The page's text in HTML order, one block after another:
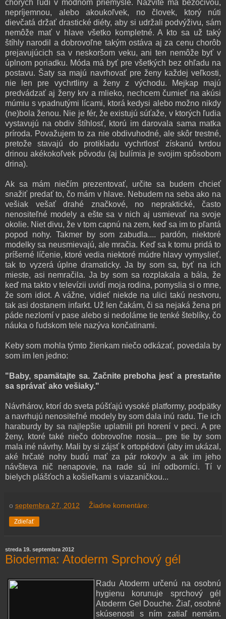
chorých ľudí v módnom priemysle. Nazvite ma bezočivou,
nepríjemnou, alebo akoukoľvek, no človek, ktorý núti
dievčatá držať drastické diéty, aby si udržali podvýživu, sám
nemôže mať v hlave všetko kompletné. A kto sa už taký
štíhly narodil a dobrovoľne takým ostáva aj za cenu chorôb
prejavujúcich sa v neskoršom veku, ani ten nemôže byť v
úplnom poriadku. Móda má byť pre všetkých bez ohľadu na
postavu. Šaty sa majú navrhovať pre ženy každej veľkosti,
nie len pre vychrtliny a ženy z východu. Mejkap majú
predvádzať aj ženy krv a mlieko, nechcem čumieť na akúsi
múmiu s vpadnutými lícami, ktorá kedysi alebo možno nikdy
(ne)bola ženou. Nie je fér, že existujú súťaže, v ktorých ľudia
vystavujú na obdiv štíhlosť, ktorú im darovala sama matka
príroda. Považujem to za nie obdivuhodné, ale skôr trestné,
pretože stavajú do protikladu vychrtlosť získanú tvrdou
drinou akékokoľvek pôvodu (aj bulímia je svojim spôsobom
drina).
Ak sa mám niečím prezentovať, určite sa budem chcieť
snažiť predať to, čo mám v hlave. Nebudem na seba ako na
vešiak vešať drahé značkové, no nepraktické, často
nenositeľné modely a ešte sa v nich aj usmievať na svoje
okolie. Niet divu, že v tom capnú na zem, keď sa im to pľantá
popod nohy. Takmer by som zabudla.... pardón, niektoré
modelky sa neusmievajú, ale mračia. Keď sa k tomu pridá to
príšerné líčenie, ktoré vedia niektoré múdre hlavy vymyslieť,
tak to vyzerá úplne dramaticky. Ja by som sa, byť na ich
mieste, asi nemračila. Ja by som sa rozplakala a bála, že
keď ma takto v televízii uvidí moja rodina, pomyslia si o mne,
že som idiot. A vážne, vidieť niekde na ulici takú nestvoru,
tak asi dostanem infarkt. Už len čakám, či sa nejaká žena pri
páde nezlomí v pase alebo si nedoláme tie tenké šteblíky, čo
náuka o ľudskom tele nazýva končatinami.
Keby som mohla týmto žienkam niečo odkázať, povedala by
som im len jedno:
"Baby, spamätajte sa. Začnite preboha jesť a prestaňte
sa správať ako vešiaky."
Návrhárov, ktorí do sveta púšťajú vysoké platformy, podpätky
a navrhujú nenositeľné modely by som dala inú radu. Tie ich
haraburdy by sa najlepšie uplatnili pri horení v peci. A pre
ženy, ktoré také niečo dobrovoľne nosia... pre tie by som
mala iné návrhy. Mali by si zájsť k ortopédovi (aby im ukázal,
aké hrčaté nohy budú mať za pár rokov)v a ak im jeho
návšteva nič nenapovie, na rade sú iní odborníci. Tí v
bielych plášťoch a košieľkami s viazaničkou...
o septembra 27, 2012 Žiadne komentáre:
Zdieľať
streda 19. septembra 2012
Bioderma: Atoderm Sprchový gél
Radu Atoderm určenú na osobnú
hygienu korunuje sprchový gél
Atoderm Gel Douche. Žiaľ, osobné
skúsenosti s ním zatiaľ nemám.